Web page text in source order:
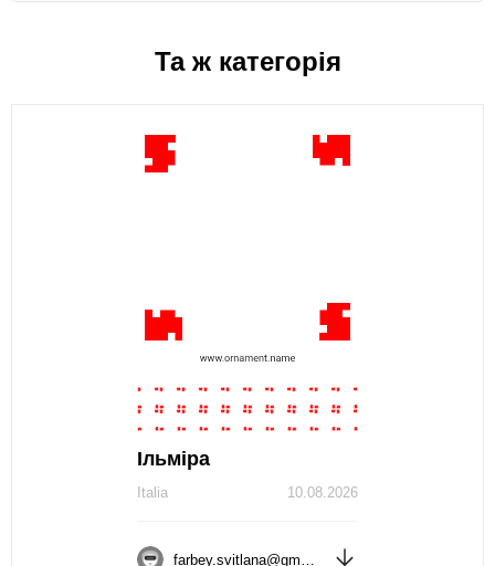
Та ж категорія
Ільміра
10.08.2026
Italia
farbey.svitlana@gmail.com